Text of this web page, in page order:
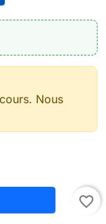
Nous
favorite_border